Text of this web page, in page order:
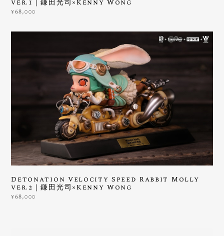
ver.1｜鎌田光司×Kenny Wong
¥68,000
Detonation Velocity Speed Rabbit Molly
ver.2｜鎌田光司×Kenny Wong
¥68,000